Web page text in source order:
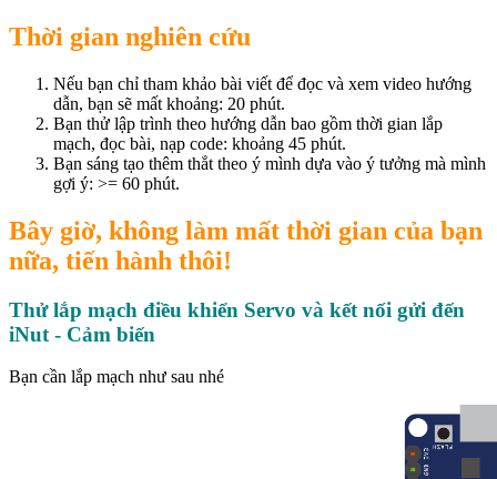
Thời gian nghiên cứu
Nếu bạn chỉ tham khảo bài viết để đọc và xem video hướng
dẫn, bạn sẽ mất khoảng: 20 phút.
Bạn thử lập trình theo hướng dẫn bao gồm thời gian lắp
mạch, đọc bài, nạp code: khoảng 45 phút.
Bạn sáng tạo thêm thắt theo ý mình dựa vào ý tưởng mà mình
gợi ý: >= 60 phút.
Bây giờ, không làm mất thời gian của bạn
nữa, tiến hành thôi!
Thử lắp mạch điều khiển Servo và kết nối gửi đến
iNut - Cảm biến
Bạn cần lắp mạch như sau nhé